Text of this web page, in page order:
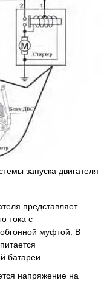
запуска двигателя
представляет
тока с
муфтой. В
батареи.
напряжение на